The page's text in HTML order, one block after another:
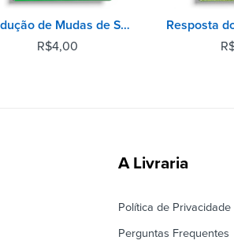
Produção de Mudas de Seringueiras
R$4,00
A Livraria
Política de Privacidade
Perguntas Frequentes